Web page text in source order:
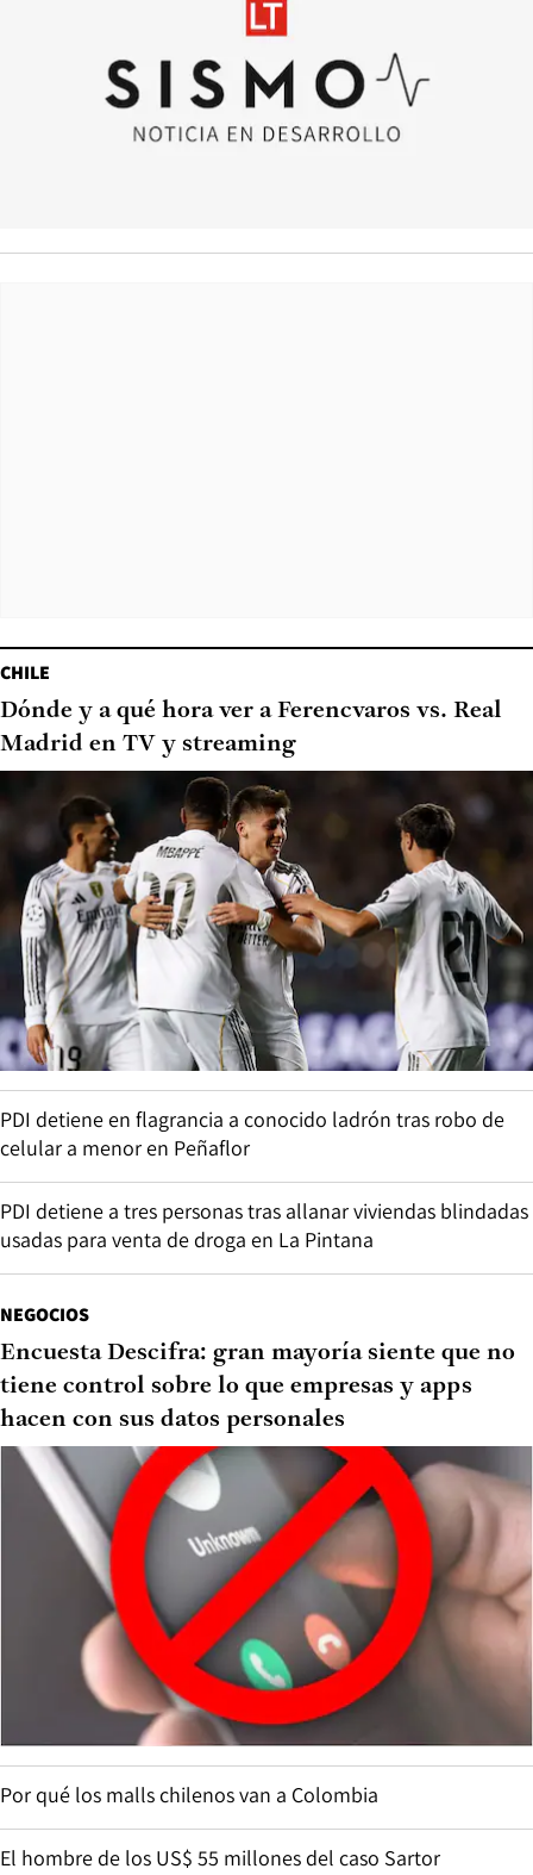
CHILE
Dónde y a qué hora ver a Ferencvaros vs. Real
Madrid en TV y streaming
PDI detiene en flagrancia a conocido ladrón tras robo de
celular a menor en Peñaflor
PDI detiene a tres personas tras allanar viviendas blindadas
usadas para venta de droga en La Pintana
NEGOCIOS
Encuesta Descifra: gran mayoría siente que no
tiene control sobre lo que empresas y apps
hacen con sus datos personales
Por qué los malls chilenos van a Colombia
El hombre de los US$ 55 millones del caso Sartor